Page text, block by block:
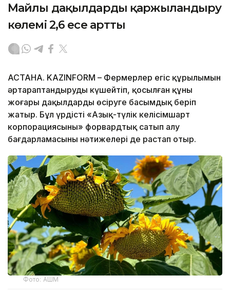
Майлы дақылдарды қаржыландыру
көлемі 2,6 есе артты
АСТАНА. KAZINFORM – Фермерлер егіс құрылымын
әртараптандыруды күшейтіп, қосылған құны
жоғары дақылдарды өсіруге басымдық беріп
жатыр. Бұл үрдісті «Азық-түлік келісімшарт
корпорациясының» форвардтық сатып алу
бағдарламасының нәтижелері де растап отыр.
Фото: АШМ